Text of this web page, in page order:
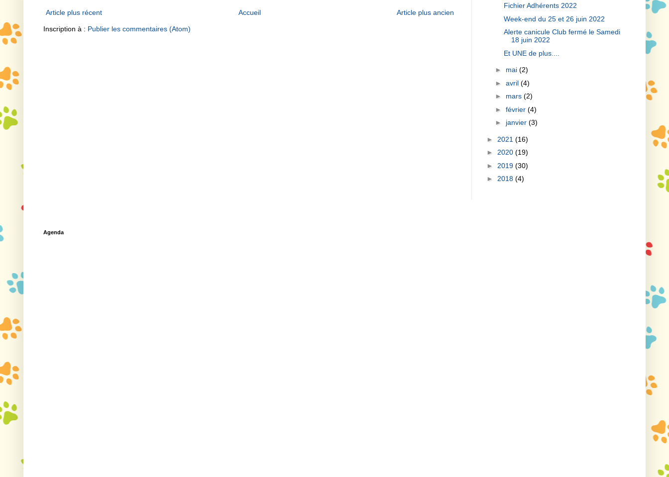
Article plus récent Article plus ancien
Accueil
Inscription à : Publier les commentaires (Atom)
Fichier Adhérents 2022
Week-end du 25 et 26 juin 2022
Alerte canicule Club fermé le Samedi
18 juin 2022
Et UNE de plus....
► mai (2)
► avril (4)
► mars (2)
► février (4)
► janvier (3)
► 2021 (16)
► 2020 (19)
► 2019 (30)
► 2018 (4)
Agenda